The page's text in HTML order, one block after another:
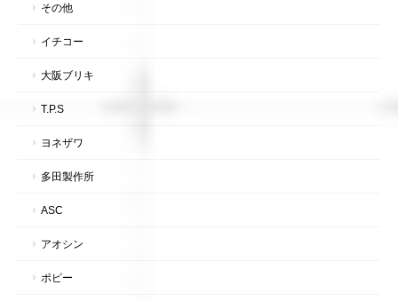
その他
イチコー
大阪ブリキ
T.P.S
ヨネザワ
多田製作所
ASC
アオシン
ポピー